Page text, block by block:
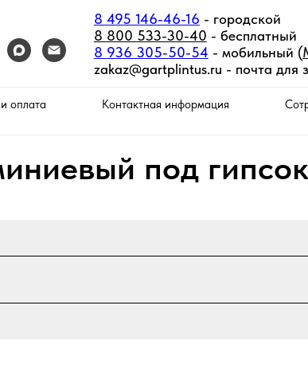
8 495 146-46-16 - городской
8 800 533-30-40 - бесплатный
8 936 305-50-54 - мобильный (
zakaz@gartplintus.ru - почта для
оплата Контактная информация
под